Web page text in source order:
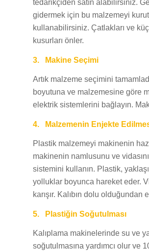
tedarikçiden satın alabilirsiniz.
gidermek için bu malzemeyi
kullanabilirsiniz. Çatlakları ve
kusurları önler.
3. Makine Seçimi
Artık malzeme seçimini
boyutuna ve malzemesine göre
elektrik sistemlerini bağlayın.
4. Malzemenin Enjekte
Plastik malzemeyi makinenin
makinenin namlusunu ve
sistemini kullanın. Plastik,
yolluklar boyunca hareket eder.
karışır. Kalıbın dolu
5. Plastiğin Soğutulması
Kalıplama makinelerinde su ve
soğutulmasına yardımcı olur ve